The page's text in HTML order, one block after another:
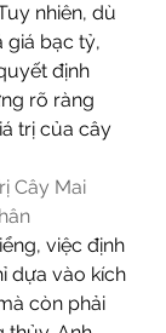
nhiên, dù
giá bạc tỷ,
định
rõ ràng
trị của cây
Cây Mai
việc định
dựa vào kích
còn phải